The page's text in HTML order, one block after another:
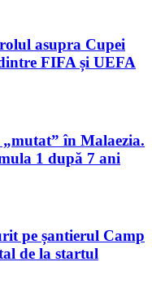
asupra Cupei
FIFA și UEFA
în Malaezia.
1 după 7 ani
pe șantierul Camp
de la startul